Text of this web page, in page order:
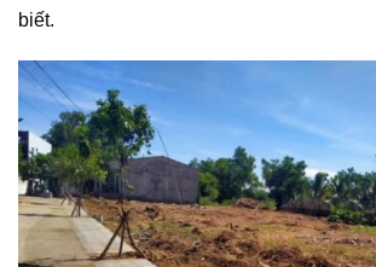
biết.